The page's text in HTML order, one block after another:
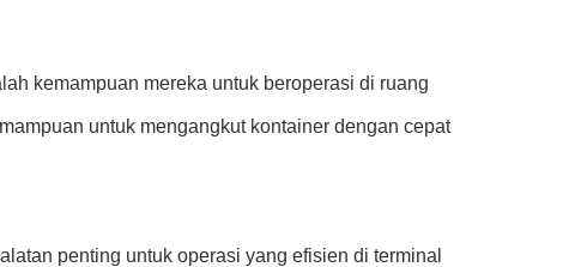
kemampuan mereka untuk beroperasi di ruang
untuk mengangkut kontainer dengan cepat
penting untuk operasi yang efisien di terminal